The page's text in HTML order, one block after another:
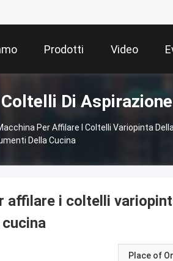
Prodotti Video
Di
Per Affilare I Coltelli Variopinta
Della Cucina
affilare i coltelli
Place of